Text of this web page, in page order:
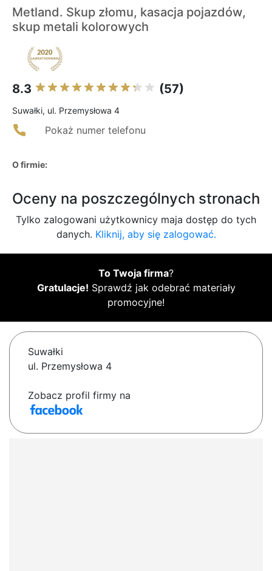
Metland. Skup złomu, kasacja pojazdów,
skup metali kolorowych
8.3 (57)
Suwałki, ul. Przemysłowa 4
Pokaż numer telefonu
O firmie:
Oceny na poszczególnych stronach
Tylko zalogowani użytkownicy maja dostęp do tych
danych. Kliknij, aby się zalogować.
To Twoja firma?
Gratulacje! Sprawdź jak odebrać materiały
promocyjne!
Suwałki
ul. Przemysłowa 4
Zobacz profil firmy na